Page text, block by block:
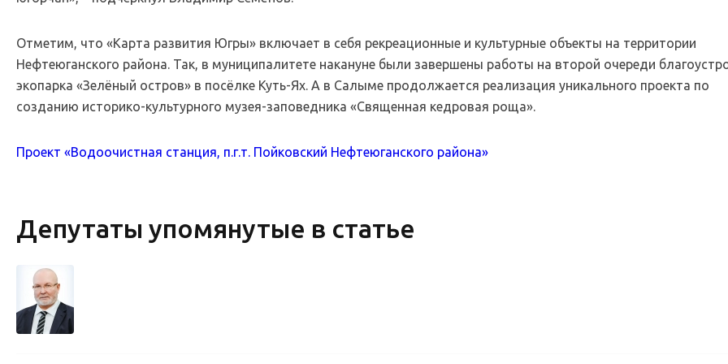
Отметим, что «Карта развития Югры» включает в себя рекреационные и культурные объекты на территории
Нефтеюганского района. Так, в муниципалитете накануне были завершены работы на второй очереди
экопарка «Зелёный остров» в посёлке Куть-Ях. А в Салыме продолжается реализация уникального проекта по
созданию историко-культурного музея-заповедника «Священная кедровая роща».
Проект «Водоочистная станция, п.г.т. Пойковский Нефтеюганского района»
Депутаты упомянутые в статье